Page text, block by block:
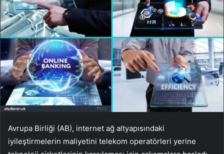
Avrupa Birliği (AB), internet ağ altyapısındaki
iyileştirmelerin maliyetini telekom operatörleri yerine